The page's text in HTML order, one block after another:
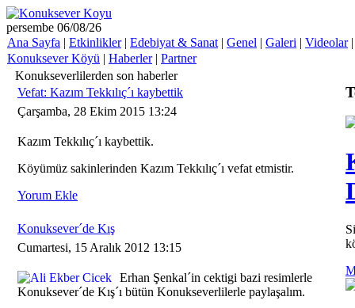
persembe 06/08/26
Ana Sayfa | Etkinlikler| Edebiyat & Sanat | Genel | Galeri | Videolar
Konuksever Köyü | Haberler| Partner
Konukseverlilerden son haberler
Vefat: Kazım Tekkılıç´ı kaybettik
Çarşamba, 28 Ekim 2015 13:24
Kazım Tekkılıç´ı kaybettik.
Köyümüz sakinlerinden Kazım Tekkılıç´ı vefat etmistir.
Yorum Ekle
Konuksever´de Kış
Cumartesi, 15 Aralık 2012 13:15
Erhan Şenkal´in cektigi bazi resimlerle
Konuksever´de Kış´ı bütün Konukseverlilerle paylaşalım.